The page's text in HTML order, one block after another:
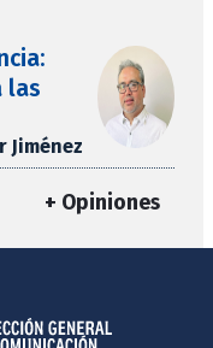
las
Jiménez
+ Opiniones